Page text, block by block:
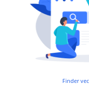
Finder